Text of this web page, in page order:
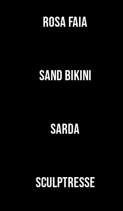
ROSA FAIA
SAND BIKINI
SARDA
SCULPTRESSE